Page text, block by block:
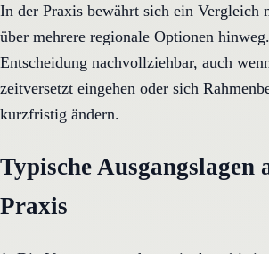
In der Praxis bewährt sich ein Vergleich
über mehrere regionale Optionen
Entscheidung nachvollziehbar, auch
zeitversetzt eingehen oder sich
kurzfristig ändern.
Typische Ausgangslagen
Praxis